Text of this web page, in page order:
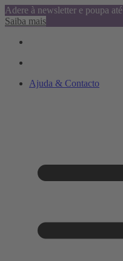
Adere à newsletter e poupa
Saiba mais
Ajuda & Contacto